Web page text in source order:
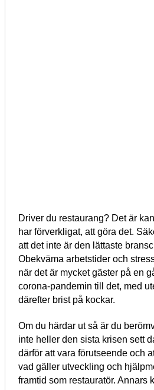
Driver du restaurang? Det är
har förverkligat, att göra det.
att det inte är den lättaste
Obekväma arbetstider och
när det är mycket gäster på en
corona-pandemin till det, med
därefter brist på kockar.
Om du härdar ut så är du
inte heller den sista krisen sett
därför att vara förutseende och
vad gäller utveckling och
framtid som restauratör. Annars